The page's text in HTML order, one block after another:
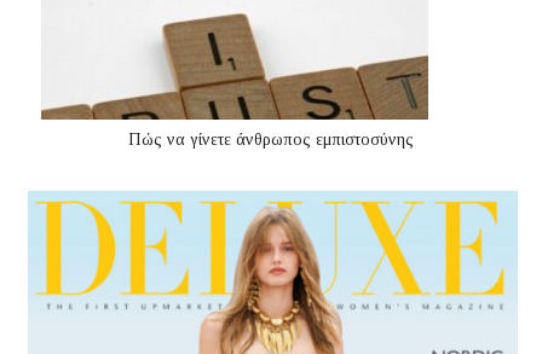
Πώς να γίνετε άνθρωπος εμπιστοσύνης